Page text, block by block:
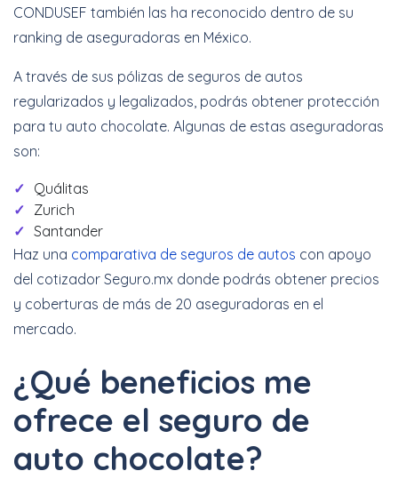
CONDUSEF también las ha reconocido dentro de su
ranking de aseguradoras en México.
A través de sus pólizas de seguros de autos
regularizados y legalizados, podrás obtener protección
para tu auto chocolate. Algunas de estas aseguradoras
son:
Quálitas
Zurich
Santander
Haz una comparativa de seguros de autos con apoyo
del cotizador Seguro.mx donde podrás obtener precios
y coberturas de más de 20 aseguradoras en el
mercado.
¿Qué beneficios me
ofrece el seguro de
auto chocolate?